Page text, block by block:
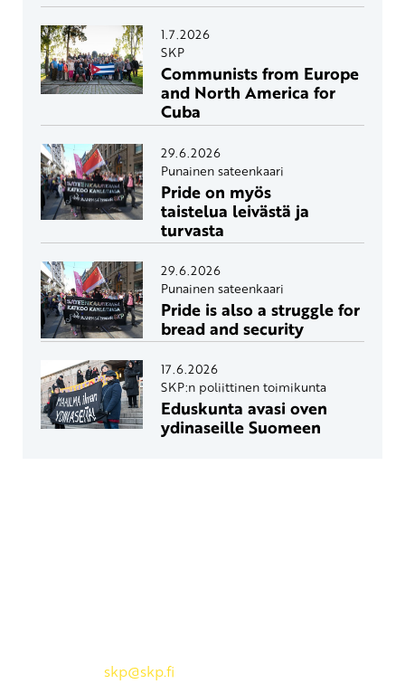
1.7.2026
SKP
Communists from Europe
and North America for
Cuba
29.6.2026
Punainen sateenkaari
Pride on myös
taistelua leivästä ja
turvasta
29.6.2026
Punainen sateenkaari
Pride is also a struggle for
bread and security
17.6.2026
SKP:n poliittinen toimikunta
Eduskunta avasi oven
ydinaseille Suomeen
skp@skp.fi